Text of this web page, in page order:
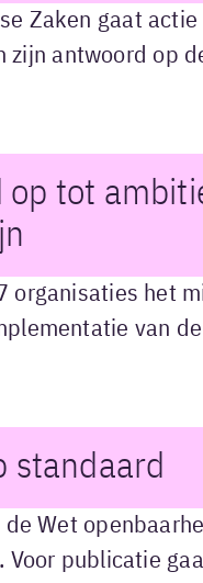
Zaken gaat
antwoord op
op tot
organisaties het
van
standaard
Wet
publicatie